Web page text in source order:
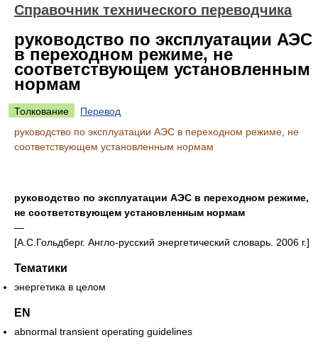
Справочник технического переводчика
руководство по эксплуатации АЭС
в переходном режиме, не
соответствующем установленным
нормам
Толкование
Перевод
руководство по эксплуатации АЭС в переходном режиме, не
соответствующем установленным нормам
руководство по эксплуатации АЭС в переходном режиме,
не соответствующем установленным нормам
—
[А.С.Гольдберг. Англо-русский энергетический словарь. 2006 г.]
Тематики
энергетика в целом
EN
abnormal transient operating guidelines